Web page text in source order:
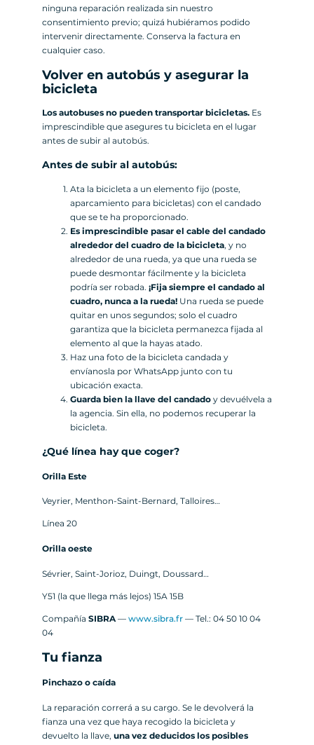
ninguna reparación realizada sin nuestro
consentimiento previo; quizá hubiéramos podido
intervenir directamente. Conserva la factura en
cualquier caso.
Volver en autobús y asegurar la
bicicleta
Los autobuses no pueden transportar bicicletas. Es
imprescindible que asegures tu bicicleta en el lugar
antes de subir al autobús.
Antes de subir al autobús:
Ata la bicicleta a un elemento fijo (poste,
aparcamiento para bicicletas) con el candado
que se te ha proporcionado.
Es imprescindible pasar el cable del candado
alrededor del cuadro de la bicicleta, y no
alrededor de una rueda, ya que una rueda se
puede desmontar fácilmente y la bicicleta
podría ser robada. ¡Fija siempre el candado al
cuadro, nunca a la rueda! Una rueda se puede
quitar en unos segundos; solo el cuadro
garantiza que la bicicleta permanezca fijada al
elemento al que la hayas atado.
Haz una foto de la bicicleta candada y
envíanosla por WhatsApp junto con tu
ubicación exacta.
Guarda bien la llave del candado y devuélvela a
la agencia. Sin ella, no podemos recuperar la
bicicleta.
¿Qué línea hay que coger?
Orilla Este
Veyrier, Menthon-Saint-Bernard, Talloires…
Línea 20
Orilla oeste
Sévrier, Saint-Jorioz, Duingt, Doussard…
Y51 (la que llega más lejos) 15A 15B
Compañía SIBRA— www.sibra.fr — Tel.: 04 50 10 04
04
Tu fianza
Pinchazo o caída
La reparación correrá a su cargo. Se le devolverá la
fianza una vez que haya recogido la bicicleta y
devuelto la llave, una vez deducidos los posibles